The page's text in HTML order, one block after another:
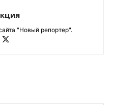
"Новый репортер".